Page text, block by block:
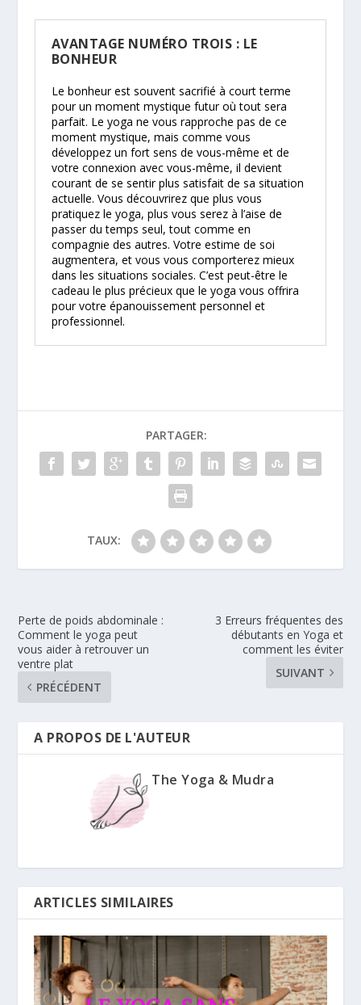
AVANTAGE NUMÉRO TROIS : LE
BONHEUR
Le bonheur est souvent sacrifié à court terme
pour un moment mystique futur où tout sera
parfait. Le yoga ne vous rapproche pas de ce
moment mystique, mais comme vous
développez un fort sens de vous-même et de
votre connexion avec vous-même, il devient
courant de se sentir plus satisfait de sa situation
actuelle. Vous découvrirez que plus vous
pratiquez le yoga, plus vous serez à l’aise de
passer du temps seul, tout comme en
compagnie des autres. Votre estime de soi
augmentera, et vous vous comporterez mieux
dans les situations sociales. C’est peut-être le
cadeau le plus précieux que le yoga vous offrira
pour votre épanouissement personnel et
professionnel.
PARTAGER:
TAUX:
Perte de poids abdominale :
Comment le yoga peut
vous aider à retrouver un
ventre plat
PRÉCÉDENT
3 Erreurs fréquentes des
débutants en Yoga et
comment les éviter
SUIVANT
A PROPOS DE L'AUTEUR
The Yoga & Mudra
ARTICLES SIMILAIRES